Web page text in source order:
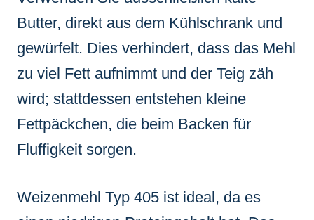
Butter, direkt aus dem Kühlschrank und
gewürfelt. Dies verhindert, dass das Mehl
zu viel Fett aufnimmt und der Teig zäh
wird; stattdessen entstehen kleine
Fettpäckchen, die beim Backen für
Fluffigkeit sorgen.
Weizenmehl Typ 405 ist ideal, da es